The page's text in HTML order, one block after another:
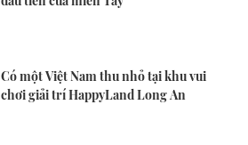
Có một Việt Nam thu nhỏ tại khu vui
chơi giải trí HappyLand Long An